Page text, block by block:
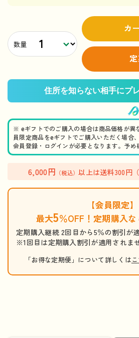
数量
カ
※ eギフトでのご購入の場合は商品価格が異
員限定商品をeギフトでご購入いただく場合
会員登録・ログインが必要となります。予め
6,000円 （税込）以上は送料300円
【会員限定】
最大5％OFF！定期購入
定期購入継続 2回目から5％の割引が
※1回目は定期購入割引が適用されませ
「お得な定期便」について詳しくは